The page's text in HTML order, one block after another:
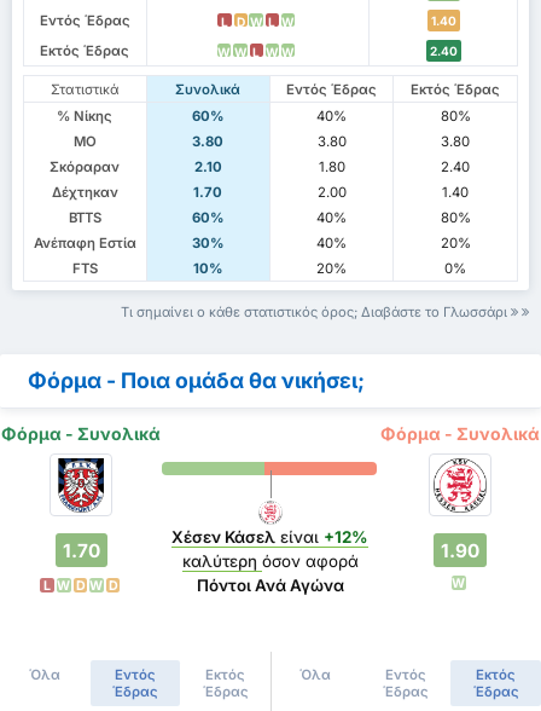
Εντός Έδρας L D W L W 1.40
Εκτός Έδρας W W L W W 2.40
Στατιστικά Συνολικά Εντός Έδρας
Εκτός Έδρας
% Νίκης
60% 40%
80%
ΜΟ
3.80 3.80
3.80
Σκόραραν
2.10 1.80
2.40
Δέχτηκαν
1.70 2.00
1.40
BTTS
60% 40%
80%
Ανέπαφη Εστία
30% 40%
20%
FTS
10% 20% 0%
Τι σημαίνει ο κάθε στατιστικός όρος; Διαβάστε το Γλωσσάρι
Φόρμα - Ποια ομάδα θα νικήσει;
Φόρμα - Συνολικά Φόρμα - Συνολικά
1.70
L W D W D
Χέσεν Κάσελ είναι +12%
καλύτερη όσον αφορά
Πόντοι Ανά Αγώνα
1.90
W
Όλα
Εντός
Έδρας
Εκτός
Έδρας
Όλα
Εντός
Έδρας
Εκτός
Έδρας